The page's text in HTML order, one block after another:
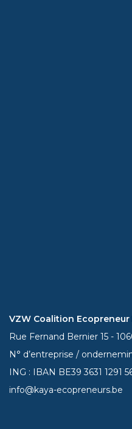
VZW Coalition Ecopreneur
Rue Fernand Bernier 15 -
N° d’entreprise /
ING : IBAN BE393631 1291
info@kaya-ecopreneurs.be